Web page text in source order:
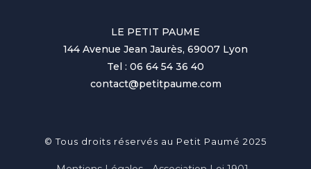
LE PETIT PAUME
144 Avenue Jean Jaurès, 69007 Lyon
Tel : 06 64 54 36 40
contact@petitpaume.com
© Tous droits réservés au Petit Paumé 2025